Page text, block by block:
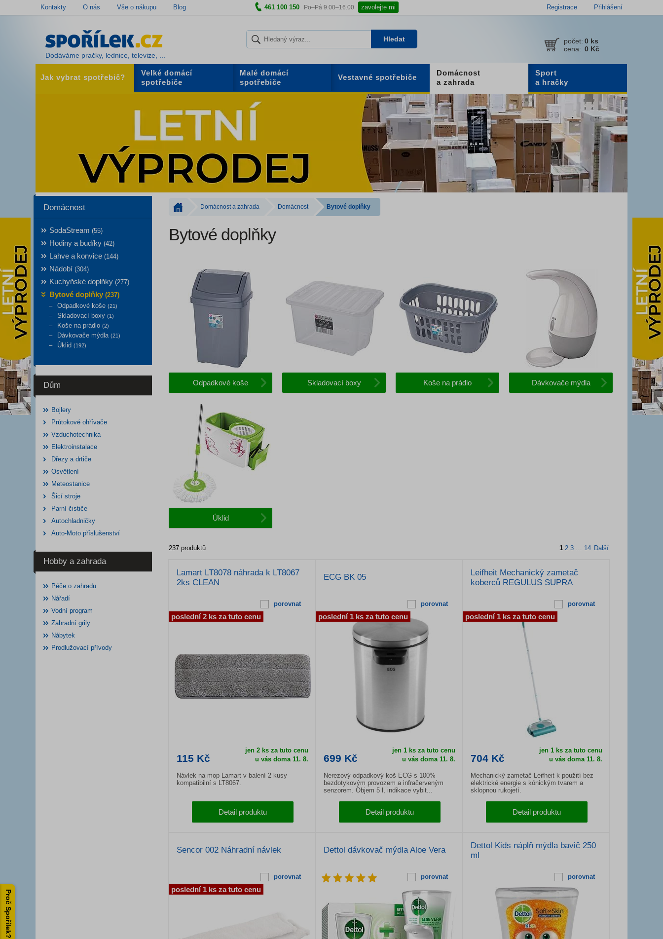
Proč Spořílek?
Kontakty O nás Vše o nákupu Blog 461 100 150 Po–Pá 9.00–16.00 zavolejte mi Registrace Přihlášení
Dodáváme pračky, lednice, televize, ...
počet: 0 ks
cena: 0 Kč
Hledat
Jak vybrat spotřebič?
Velké domácí
spotřebiče
Malé domácí
spotřebiče
Vestavné spotřebiče
Domácnost
a zahrada
Sport
a hračky
Domácnost a zahrada Domácnost Bytové doplňky
Bytové doplňky
Odpadkové koše Skladovací boxy Koše na prádlo Dávkovače mýdla
Úklid
237 produktů 1 2 3 … 14 Další
Lamart LT8078 náhrada k LT8067
2ks CLEAN
porovnat
115 Kč
jen 2 ks za tuto cenu
u vás doma 11. 8.
Návlek na mop Lamart v balení 2 kusy
kompatibilní s LT8067.
Detail produktu
poslední 2 ks za tuto cenu
ECG BK 05
porovnat
699 Kč
jen 1 ks za tuto cenu
u vás doma 11. 8.
Nerezový odpadkový koš ECG s 100%
bezdotykovým provozem a infračerveným
senzorem. Objem 5 l, indikace vybit...
Detail produktu
poslední 1 ks za tuto cenu
Leifheit Mechanický zametač
koberců REGULUS SUPRA
porovnat
704 Kč
jen 1 ks za tuto cenu
u vás doma 11. 8.
Mechanický zametač Leifheit k použití bez
elektrické energie s kónickým tvarem a
sklopnou rukojetí.
Detail produktu
poslední 1 ks za tuto cenu
Sencor 002 Náhradní návlek
porovnat
poslední 1 ks za tuto cenu
Dettol dávkovač mýdla Aloe Vera
porovnat
Dettol Kids náplň mýdla bavič 250
ml
porovnat
Domácnost
SodaStream (55)
Hodiny a budíky (42)
Lahve a konvice (144)
Nádobí (304)
Kuchyňské doplňky (277)
Bytové doplňky (237)
Odpadkové koše (21)
Skladovací boxy (1)
Koše na prádlo (2)
Dávkovače mýdla (21)
Úklid (192)
Dům
Bojlery
Průtokové ohřívače
Vzduchotechnika
Elektroinstalace
Dřezy a drtiče
Osvětlení
Meteostanice
Šicí stroje
Parní čističe
Autochladničky
Auto-Moto příslušenství
Hobby a zahrada
Péče o zahradu
Nářadí
Vodní program
Zahradní grily
Nábytek
Prodlužovací přívody